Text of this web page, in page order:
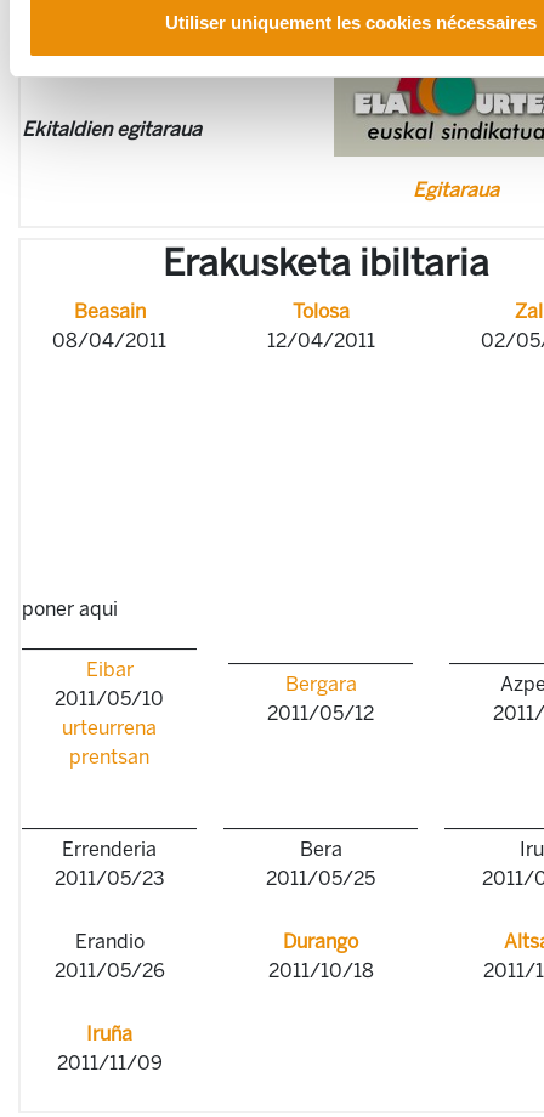
Utiliser uniquement les cookies nécessaires
Ekitaldien egitaraua
Egitaraua
Erakusketa ibiltaria
Beasain
08/04/2011
Tolosa
12/04/2011
02/
poner aqui
Eibar
2011/05/10
urteurrena
prentsan
Bergara
2011/05/12
Errenderia
2011/05/23
Bera
2011/05/25
2011/
Erandio
2011/05/26
Durango
2011/10/18
2011/
Iruña
2011/11/09